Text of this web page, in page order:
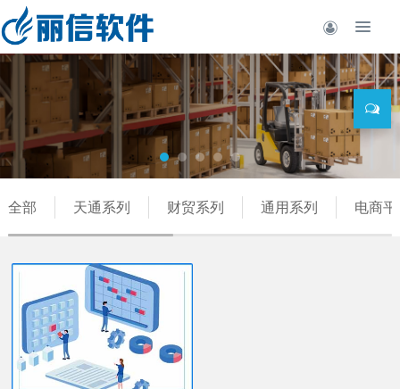
全部 天通系列 财贸系列 通用系列 电商